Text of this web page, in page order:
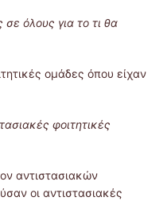
για το τι θα
ομάδες όπου είχαν
φοιτητικές
αντιστασιακών
οι αντιστασιακές